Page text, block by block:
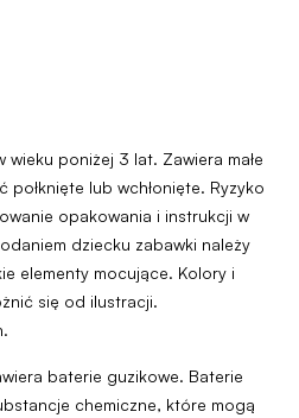
poniżej 3 lat. Zawiera małe
lub wchłonięte. Ryzyko
opakowania i instrukcji w
dziecku zabawki należy
elementy mocujące. Kolory i
się od ilustracji.
baterie guzikowe. Baterie
chemiczne, które mogą